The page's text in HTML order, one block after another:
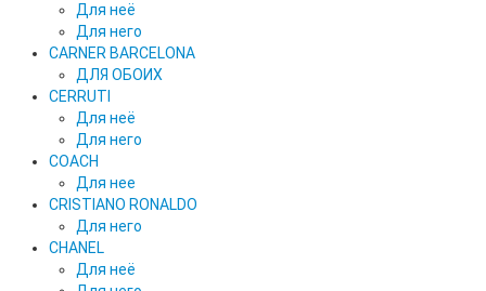
Для неё
Для него
CARNER BARCELONA
ДЛЯ ОБОИХ
CERRUTI
Для неё
Для него
COACH
Для нее
CRISTIANO RONALDO
Для него
CHANEL
Для неё